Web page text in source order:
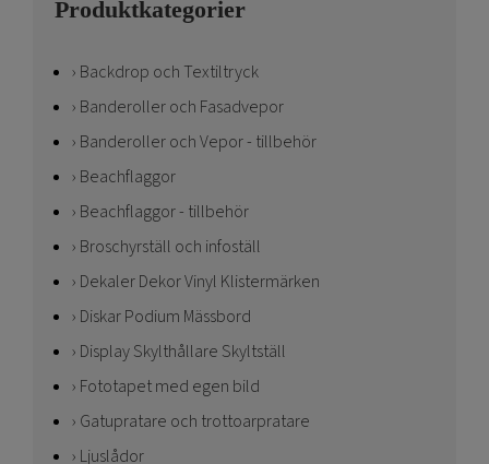
Produktkategorier
Backdrop och Textiltryck
Banderoller och Fasadvepor
Banderoller och Vepor - tillbehör
Beachflaggor
Beachflaggor - tillbehör
Broschyrställ och infoställ
Dekaler Dekor Vinyl Klistermärken
Diskar Podium Mässbord
Display Skylthållare Skyltställ
Fototapet med egen bild
Gatupratare och trottoarpratare
Ljuslådor